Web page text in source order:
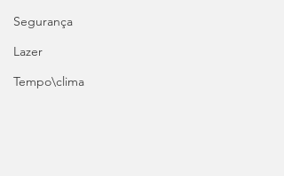
Segurança
Lazer
Tempo\clima